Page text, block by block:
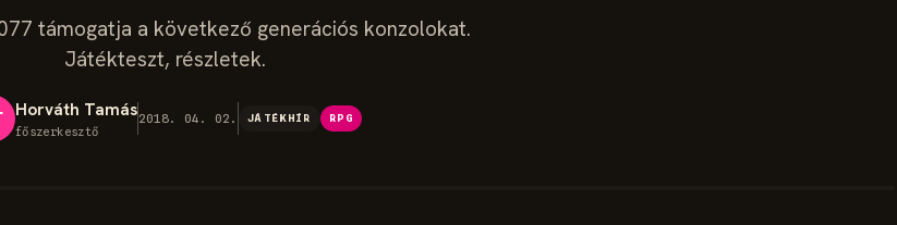
támogatja a következő generációs konzolokat.
Játékteszt, részletek.
Horváth Tamás
főszerkesztő
2018. 04. 02. JÁTÉKHÍR RPG